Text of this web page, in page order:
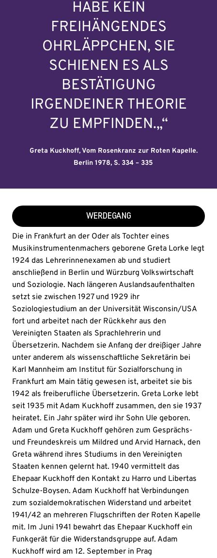
HABE KEIN
FREIHÄNGENDES
OHRLÄPPCHEN, SIE
SCHIENEN ES ALS
BESTÄTIGUNG
IRGENDEINER THEORIE
ZU EMPFINDEN.„“
Greta Kuckhoff, Vom Rosenkranz zur Roten Kapelle.
Berlin 1978, S. 334 – 335
WERDEGANG
Die in Frankfurt an der Oder als Tochter eines
Musikinstrumentenmachers geborene Greta Lorke legt
1924 das Lehrerinnenexamen ab und studiert
anschließend in Berlin und Würzburg Volkswirtschaft
und Soziologie. Nach längeren Auslandsaufenthalten
setzt sie zwischen 1927 und 1929 ihr
Soziologiestudium an der Universität Wisconsin/USA
fort und arbeitet nach der Rückkehr aus den
Vereinigten Staaten als Sprachlehrerin und
Übersetzerin. Nachdem sie Anfang der dreißiger Jahre
unter anderem als wissenschaftliche Sekretärin bei
Karl Mannheim am Institut für Sozialforschung in
Frankfurt am Main tätig gewesen ist, arbeitet sie bis
1942 als freiberufliche Übersetzerin. Greta Lorke lebt
seit 1935 mit Adam Kuckhoff zusammen, den sie 1937
heiratet. Ein Jahr später wird ihr Sohn Ule geboren.
Adam und Greta Kuckhoff gehören zum Gesprächs-
und Freundeskreis um Mildred und Arvid Harnack, den
Greta während ihres Studiums in den Vereinigten
Staaten kennen gelernt hat. 1940 vermittelt das
Ehepaar Kuckhoff den Kontakt zu Harro und Libertas
Schulze-Boysen. Adam Kuckhoff hat Verbindungen
zum sozialdemokratischen Widerstand und arbeitet
1941/42 an mehreren Flugschriften der Roten Kapelle
mit. Im Juni 1941 bewahrt das Ehepaar Kuckhoff ein
Funkgerät für die Widerstandsgruppe auf. Adam
Kuckhoff wird am 12. September in Prag